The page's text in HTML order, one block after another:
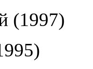
(1997)